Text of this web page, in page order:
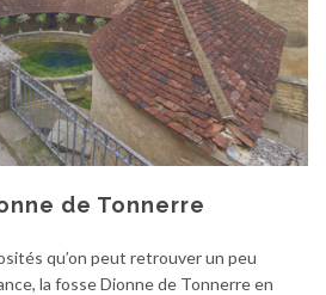
de Tonnerre
qu’on peut retrouver un peu
la fosse Dionne de Tonnerre en